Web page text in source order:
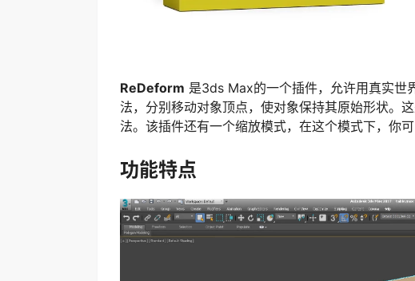
ReDeform 是3ds Max的一个插件，允许用真实世
法，分别移动对象顶点，使对象保持其原始形状。
法。该插件还有一个缩放模式，在这个模式下，你
功能特点